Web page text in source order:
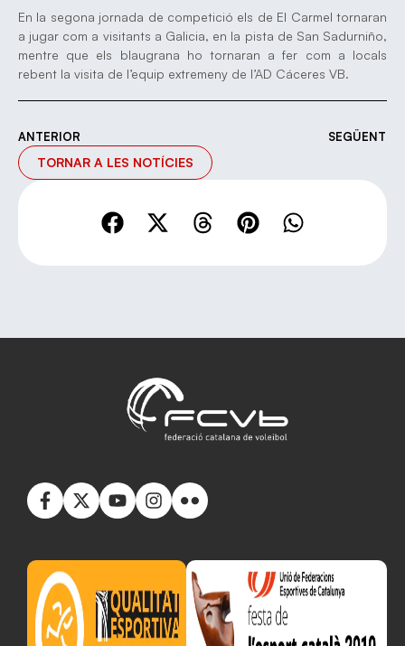
En la segona jornada de competició els de El Carmel tornaran
a jugar com a visitants a Galicia, en la pista de San Sadurniño,
mentre que els blaugrana ho tornaran a fer com a locals
rebent la visita de l’equip extremeny de l’AD Cáceres VB.
ANTERIOR SEGÜENT
TORNAR A LES NOTÍCIES